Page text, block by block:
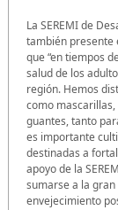
La SEREMI de
también presente
que “en tiempos
salud de los
región. Hemos
como
guantes, tanto
es importante
destinadas a
apoyo de la
sumarse a la
envejecimiento